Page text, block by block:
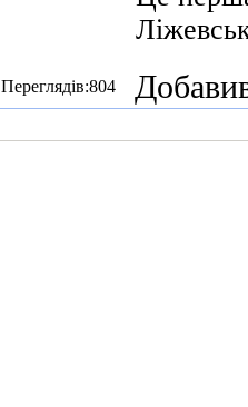
Переглядів:804